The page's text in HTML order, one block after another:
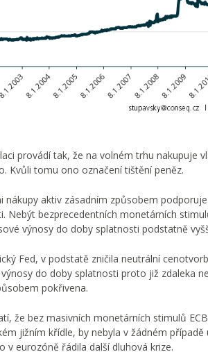
provádí tak, že na volném trhu
Kvůli tomu ono označení tištění peněz.
nákupy aktiv zásadním způsobem
Nebýt bezprecedentních monetárních
výnosy do doby splatnosti podstatně
Fed, v podstatě zničila neutrální
do doby splatnosti proto již zdaleka
pokřivena.
že bez masivních monetárních stimulů
jižním křídle, by nebyla v žádném
v eurozóně řádila další dluhová krize.